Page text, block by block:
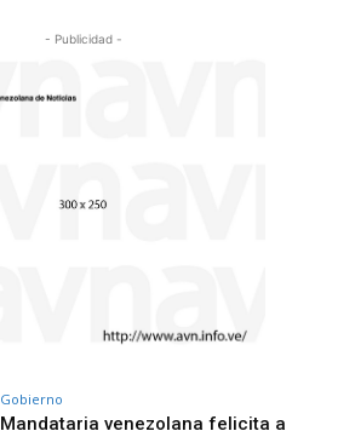
- Publicidad -
Gobierno
Mandataria venezolana felicita a